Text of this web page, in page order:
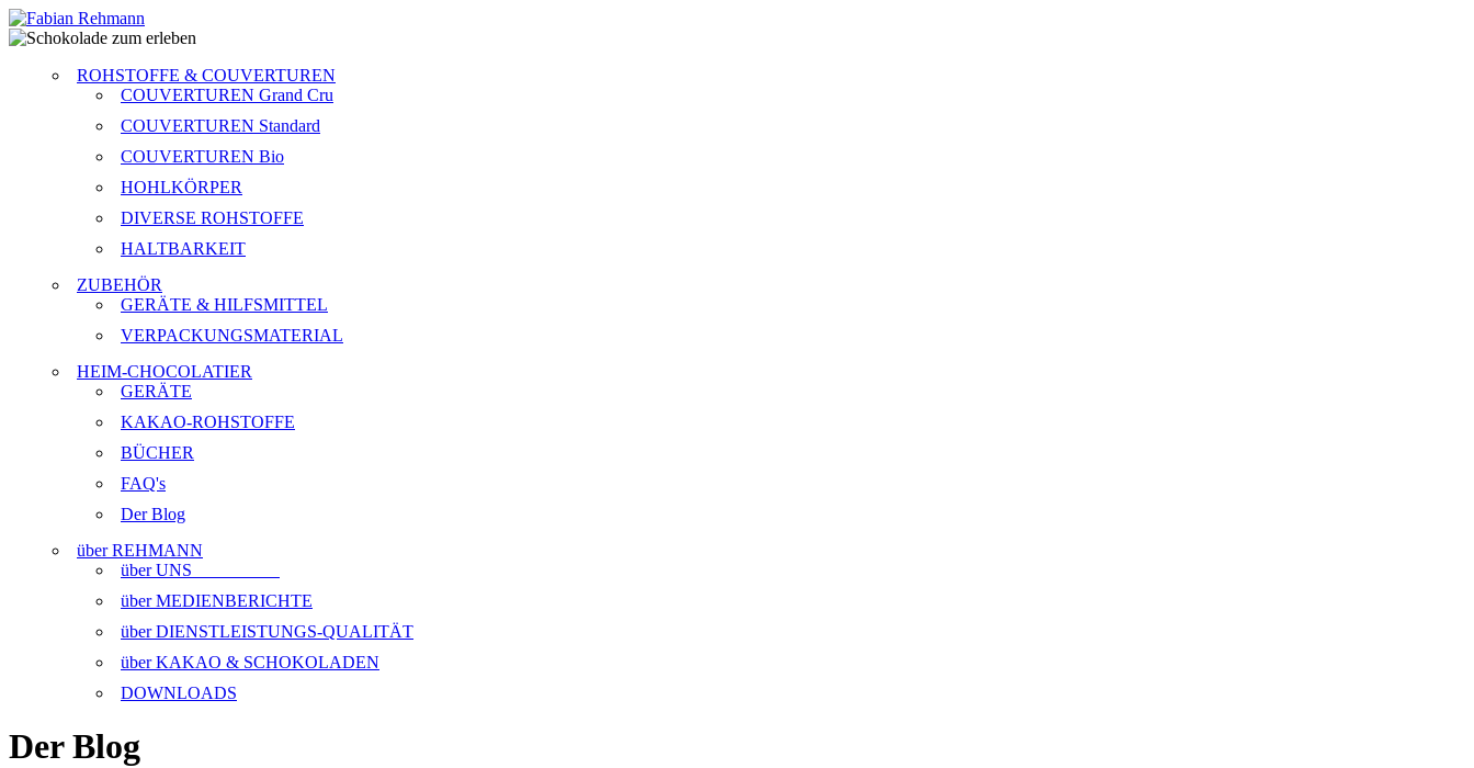
ROHSTOFFE & COUVERTUREN
COUVERTUREN Grand Cru
COUVERTUREN Standard
COUVERTUREN Bio
HOHLKÖRPER
DIVERSE ROHSTOFFE
HALTBARKEIT
ZUBEHÖR
GERÄTE & HILFSMITTEL
VERPACKUNGSMATERIAL
HEIM-CHOCOLATIER
GERÄTE
KAKAO-ROHSTOFFE
BÜCHER
FAQ's
Der Blog
über REHMANN
über UNS
über MEDIENBERICHTE
über DIENSTLEISTUNGS-QUALITÄT
über KAKAO & SCHOKOLADEN
DOWNLOADS
Der Blog